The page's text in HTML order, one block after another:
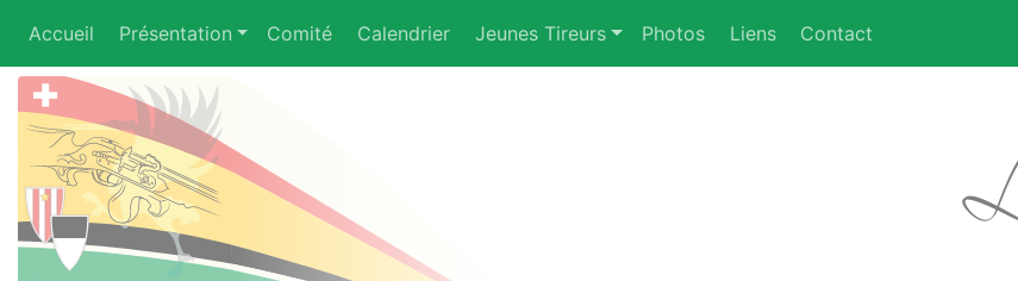
Accueil Présentation Comité Calendrier Jeunes Tireurs Photos Liens Contact